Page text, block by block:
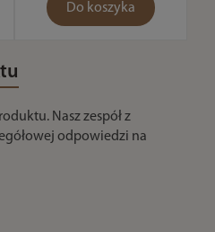
Do koszyka
Nasz zespół z
odpowiedzi na